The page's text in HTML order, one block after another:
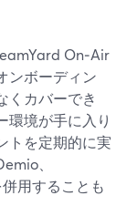
On‑Air
ンボーディン
くカバーでき
環境が手に入り
トを定期的に実
、
用することも